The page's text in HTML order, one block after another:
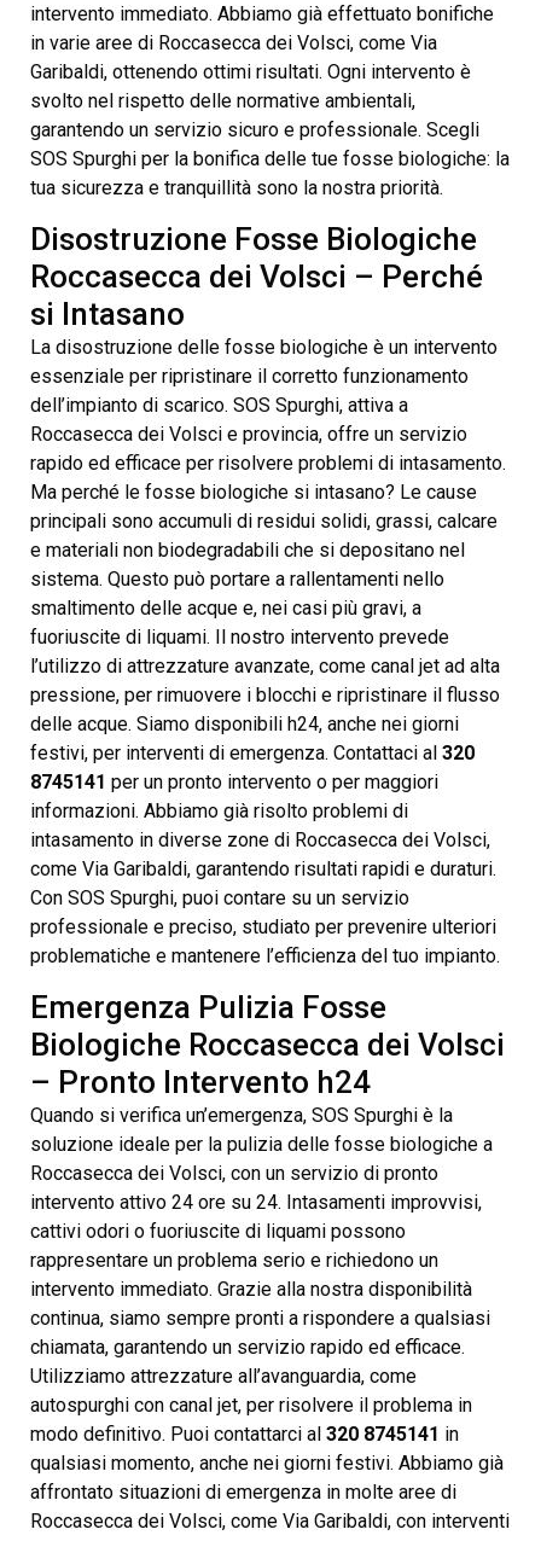
intervento immediato. Abbiamo già effettuato bonifiche
in varie aree di Roccasecca dei Volsci, come Via
Garibaldi, ottenendo ottimi risultati. Ogni intervento è
svolto nel rispetto delle normative ambientali,
garantendo un servizio sicuro e professionale. Scegli
SOS Spurghi per la bonifica delle tue fosse biologiche: la
tua sicurezza e tranquillità sono la nostra priorità.
Disostruzione Fosse Biologiche
Roccasecca dei Volsci – Perché
si Intasano
La disostruzione delle fosse biologiche è un intervento
essenziale per ripristinare il corretto funzionamento
dell’impianto di scarico. SOS Spurghi, attiva a
Roccasecca dei Volsci e provincia, offre un servizio
rapido ed efficace per risolvere problemi di intasamento.
Ma perché le fosse biologiche si intasano? Le cause
principali sono accumuli di residui solidi, grassi, calcare
e materiali non biodegradabili che si depositano nel
sistema. Questo può portare a rallentamenti nello
smaltimento delle acque e, nei casi più gravi, a
fuoriuscite di liquami. Il nostro intervento prevede
l’utilizzo di attrezzature avanzate, come canal jet ad alta
pressione, per rimuovere i blocchi e ripristinare il flusso
delle acque. Siamo disponibili h24, anche nei giorni
festivi, per interventi di emergenza. Contattaci al 320
8745141 per un pronto intervento o per maggiori
informazioni. Abbiamo già risolto problemi di
intasamento in diverse zone di Roccasecca dei Volsci,
come Via Garibaldi, garantendo risultati rapidi e duraturi.
Con SOS Spurghi, puoi contare su un servizio
professionale e preciso, studiato per prevenire ulteriori
problematiche e mantenere l’efficienza del tuo impianto.
Emergenza Pulizia Fosse
Biologiche Roccasecca dei Volsci
– Pronto Intervento h24
Quando si verifica un’emergenza, SOS Spurghi è la
soluzione ideale per la pulizia delle fosse biologiche a
Roccasecca dei Volsci, con un servizio di pronto
intervento attivo 24 ore su 24. Intasamenti improvvisi,
cattivi odori o fuoriuscite di liquami possono
rappresentare un problema serio e richiedono un
intervento immediato. Grazie alla nostra disponibilità
continua, siamo sempre pronti a rispondere a qualsiasi
chiamata, garantendo un servizio rapido ed efficace.
Utilizziamo attrezzature all’avanguardia, come
autospurghi con canal jet, per risolvere il problema in
modo definitivo. Puoi contattarci al 320 8745141 in
qualsiasi momento, anche nei giorni festivi. Abbiamo già
affrontato situazioni di emergenza in molte aree di
Roccasecca dei Volsci, come Via Garibaldi, con interventi